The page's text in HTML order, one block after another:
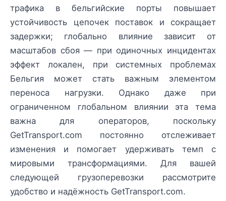
трафика в бельгийские порты повышает
устойчивость цепочек поставок и сокращает
задержки; глобально влияние зависит от
масштабов сбоя — при одиночных инцидентах
эффект локален, при системных проблемах
Бельгия может стать важным элементом
переноса нагрузки. Однако даже при
ограниченном глобальном влиянии эта тема
важна для операторов, поскольку
GetTransport.com постоянно отслеживает
изменения и помогает удерживать темп с
мировыми трансформациями. Для вашей
следующей грузоперевозки рассмотрите
удобство и надёжность GetTransport.com.